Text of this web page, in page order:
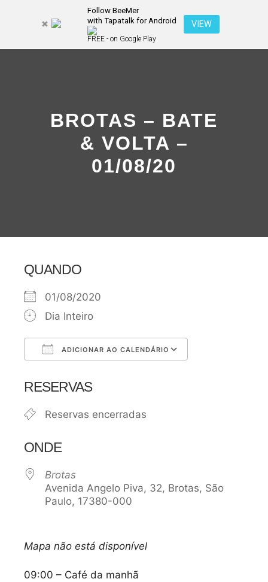
Follow BeeMer
with Tapatalk for Android
FREE - on Google Play
VIEW
BROTAS – BATE
& VOLTA –
01/08/20
QUANDO
01/08/2020
Dia Inteiro
ADICIONAR AO CALENDÁRIO
RESERVAS
Reservas encerradas
ONDE
Brotas
Avenida Angelo Piva, 32, Brotas, São
Paulo, 17380-000
Mapa não está disponível
09:00 – Café da manhã